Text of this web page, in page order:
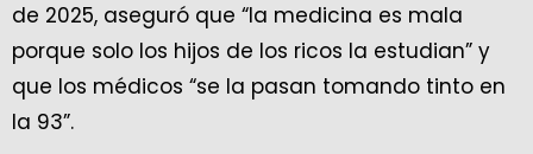
de 2025, aseguró que “la medicina es mala
porque solo los hijos de los ricos la estudian” y
que los médicos “se la pasan tomando tinto en
la 93”.